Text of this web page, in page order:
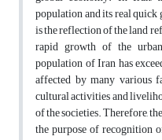
population and its real
is the reflection of the land
rapid growth of the
population of Iran has
affected by many various
cultural activities and
of the societies. Therefore,
the purpose of recognition